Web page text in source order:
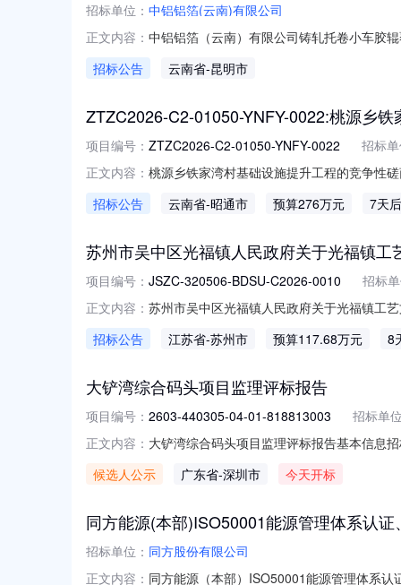
招标单位： 中铝铝箔(云南)有限公司
正文内容： 中铝铝箔（云南）有限公司铸轧托卷小车胶
招标公告
云南省-昆明市
ZTZC2026-C2-01050-YNFY-0022:桃源乡
项目编号： ZTZC2026-C2-01050-YNFY-0022
招标
正文内容： 桃源乡铁家湾村基础设施提升工程的竞争性
政府采购电子交易平台（政采云）投标客
招标公告 云南省-昭通市 预算276万元 7天
苏州市吴中区光福镇人民政府关于光福镇
项目编号： JSZC-320506-BDSU-C2026-0010
招标
正文内容： 苏州市吴中区光福镇人民政府关于光福镇工
福镇工艺文化城市政道路修复工程采购方
招标公告 江苏省-苏州市 预算117.68万元 8
大铲湾综合码头项目监理评标报告
项目编号： 2603-440305-04-01-818813003
招标单
正文内容： 大铲湾综合码头项目监理评标报告基本信息
称资信标文件1广州粤科工程技术有限公司
候选人公示 广东省-深圳市 今天开标
同方能源(本部)ISO50001能源管理体系认
招标单位： 同方股份有限公司
正文内容： 同方能源（本部）ISO50001能源管理体系